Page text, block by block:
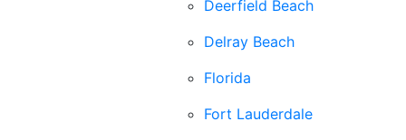
Deerfield Beach
Delray Beach
Florida
Fort Lauderdale